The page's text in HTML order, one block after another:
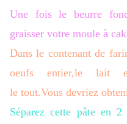
Une fois le beurre
graisser votre moule à
Dans le contenant de
oeufs entier,le lait
le tout.Vous devriez
Séparez cette pâte en